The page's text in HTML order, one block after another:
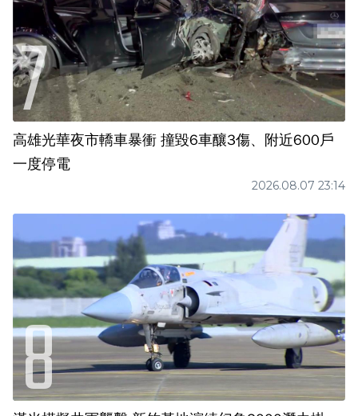
高雄光華夜市轎車暴衝 撞毀6車釀3傷、附近600戶
一度停電
2026.08.07 23:14